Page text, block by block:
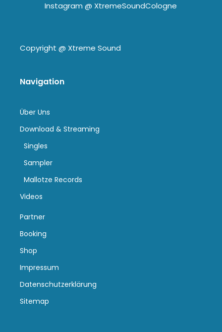
Instagram @ XtremeSoundCologne
Copyright @ Xtreme Sound
Navigation
Über Uns
Download & Streaming
Singles
Sampler
Mallotze Records
Videos
Partner
Booking
Shop
Impressum
Datenschutzerklärung
Sitemap